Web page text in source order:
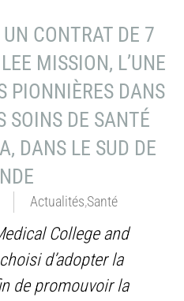
CONTRAT DE 7
MISSION, L’UNE
PIONNIÈRES DANS
SOINS DE SANTÉ
DANS LE SUD DE
Actualités,Santé
College and
d’adopter la
de promouvoir la